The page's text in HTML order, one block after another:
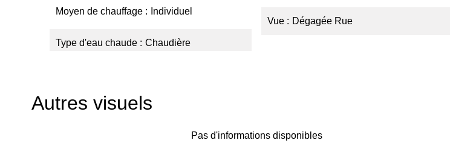
Moyen de chauffage Individuel
Type d'eau chaude Chaudière
Vue Dégagée Rue
Autres visuels
Pas d'informations disponibles